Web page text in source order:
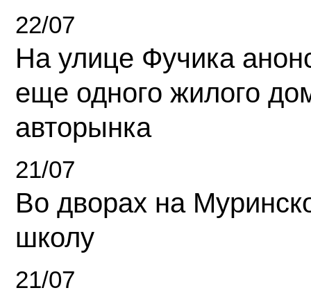
22/07
На улице Фучика
еще одного жилого
авторынка
21/07
Во дворах на
школу
21/07